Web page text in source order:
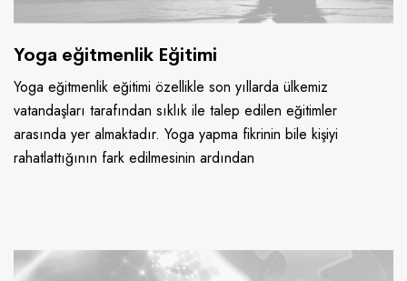
Yoga eğitmenlik Eğitimi
Yoga eğitmenlik eğitimi özellikle son yıllarda ülkemiz
vatandaşları tarafından sıklık ile talep edilen eğitimler
arasında yer almaktadır. Yoga yapma fikrinin bile kişiyi
rahatlattığının fark edilmesinin ardından